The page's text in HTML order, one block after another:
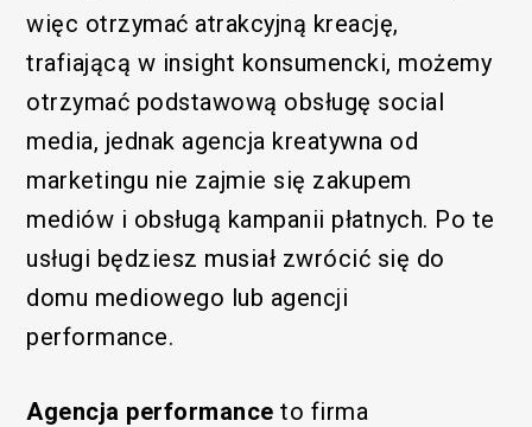
więc otrzymać atrakcyjną kreację,
trafiającą w insight konsumencki, możemy
otrzymać podstawową obsługę social
media, jednak agencja kreatywna od
marketingu nie zajmie się zakupem
mediów i obsługą kampanii płatnych. Po te
usługi będziesz musiał zwrócić się do
domu mediowego lub agencji
performance.
Agencja performance to firma